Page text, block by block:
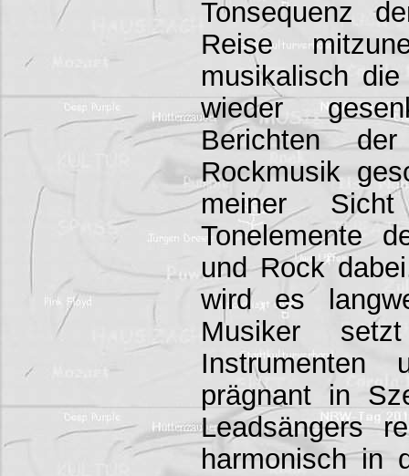
Tonsequenz
Reise
musikalisch
wieder
Berichten
Rockmusik
meiner
Tonelemente
und Rock
wird es
Musiker
Instrumenten
prägnant in
Leadsängers
harmonisch in